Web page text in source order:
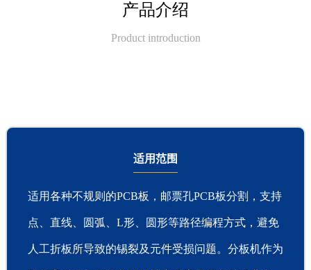
产品介绍
Product introduction
适用范围
适用各种不规则的PCB板，邮票孔PCB板分割，支持
点、直线、圆弧、L形、圆形等路径编程方式，避免
人工折板所导致的锡裂及元件受损问题。分板机作为